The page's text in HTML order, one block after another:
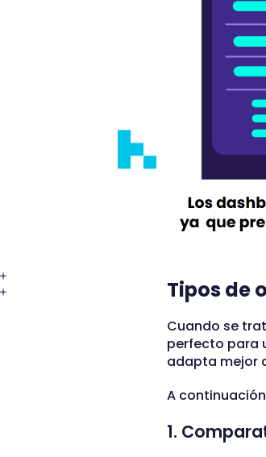
Tipos de
Cuando se
perfecto para
adapta mejor
A
1.